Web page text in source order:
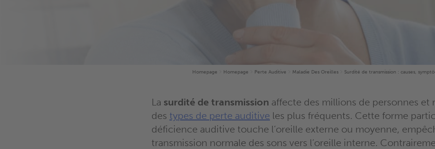
Homepage Homepage Perte Auditive Maladie Des Oreilles Surdité de transmission : causes,
La surdité de transmission affecte des millions de personnes et
des types de perte auditive les plus fréquents. Cette forme
déficience auditive touche l’oreille externe ou moyenne,
transmission normale des sons vers l’oreille interne.